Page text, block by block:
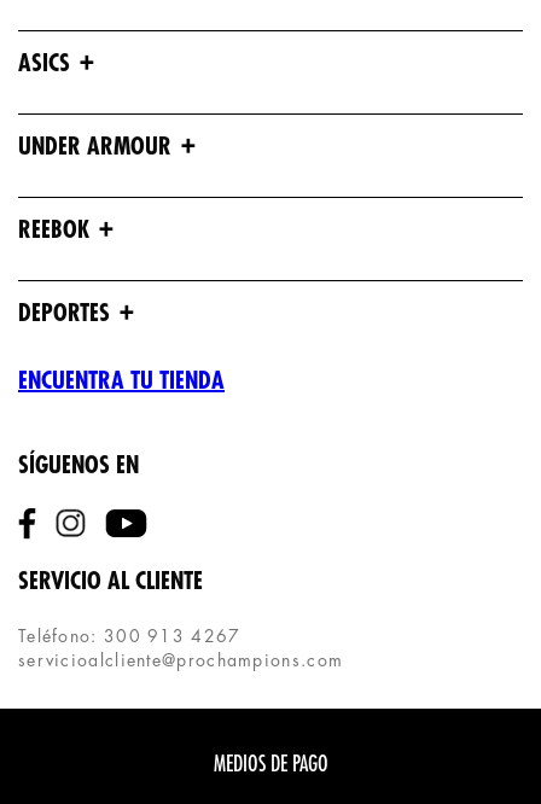
ASICS +
UNDER ARMOUR +
REEBOK +
DEPORTES +
ENCUENTRA TU TIENDA
SÍGUENOS EN
SERVICIO AL CLIENTE
Teléfono: 300 913 4267
servicioalcliente@prochampions.com
MEDIOS DE PAGO